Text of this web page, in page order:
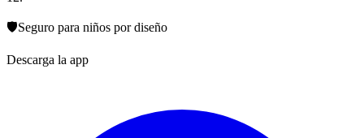
🛡️Seguro para niños por diseño
Descarga la app